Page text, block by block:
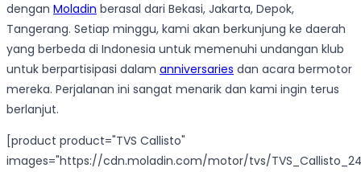
dengan Moladin berasal dari Bekasi, Jakarta, Depok,
Tangerang. Setiap minggu, kami akan berkunjung ke daerah
yang berbeda di Indonesia untuk memenuhi undangan klub
untuk berpartisipasi dalam anniversaries dan acara bermotor
mereka. Perjalanan ini sangat menarik dan kami ingin terus
berlanjut.
[product product="TVS Callisto"
images="https://cdn.moladin.com/motor/tvs/